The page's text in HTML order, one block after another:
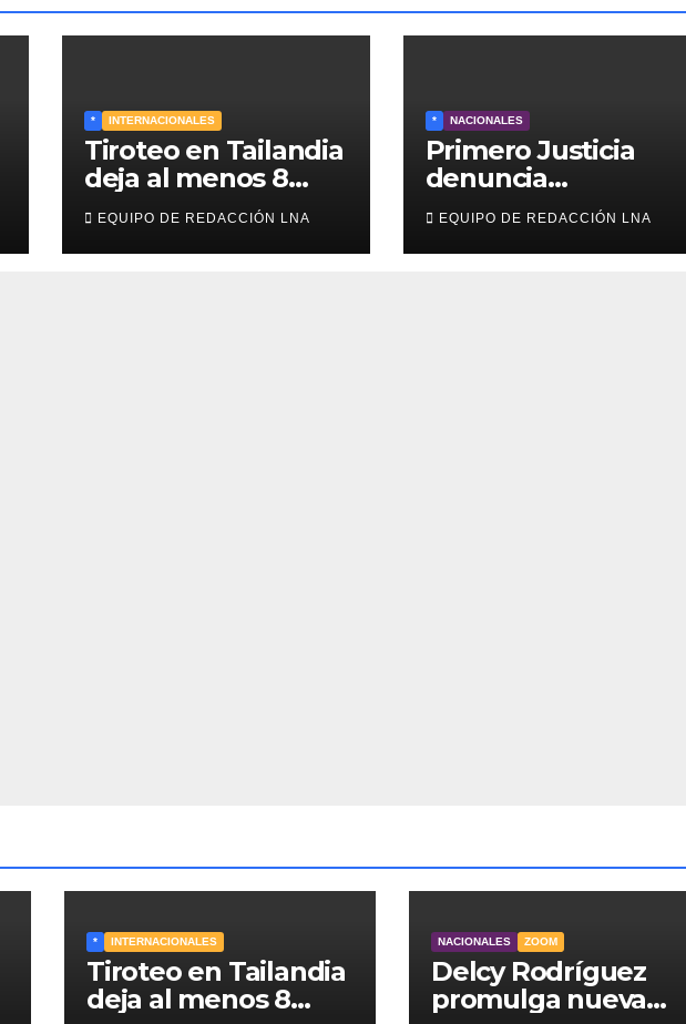
* INTERNACIONALES
Tiroteo en Tailandia
deja al menos 8
estudiantes
muertos y 30
heridos
EQUIPO DE REDACCIÓN LNA
* NACIONALES
Primero Justicia
denuncia
discriminación
eléctrica en el
interior del país
EQUIPO DE REDACCIÓN LNA
* INTERNACIONALES
Tiroteo en Tailandia
deja al menos 8
NACIONALES ZOOM
Delcy Rodríguez
promulga nueva